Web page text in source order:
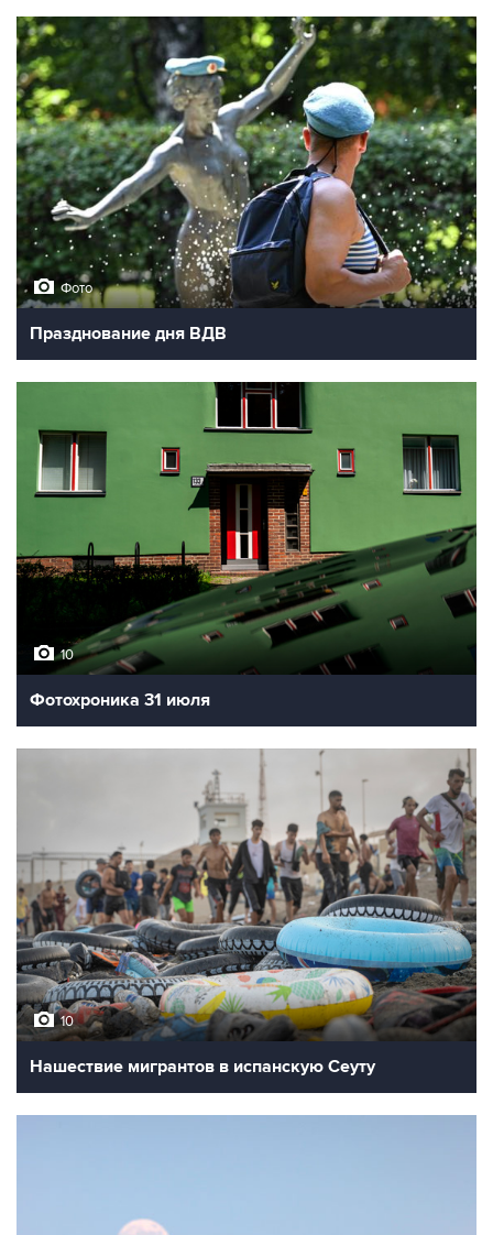
Фото
Празднование дня ВДВ
10
Фотохроника 31 июля
10
Нашествие мигрантов в испанскую Сеуту